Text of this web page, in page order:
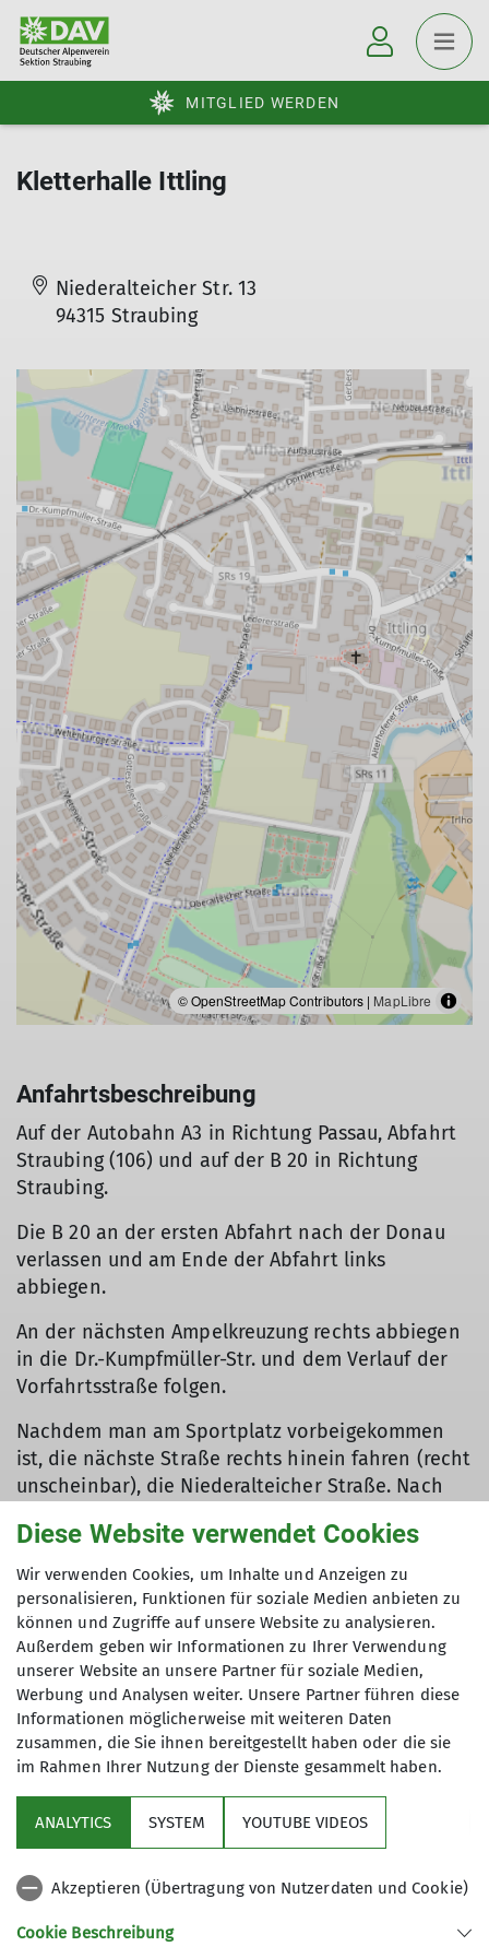
MITGLIED WERDEN
Kletterhalle Ittling
Niederalteicher Str. 13
94315 Straubing
© OpenStreetMap Contributors | MapLibre
Anfahrtsbeschreibung
Auf der Autobahn A3 in Richtung Passau, Abfahrt
Straubing (106) und auf der B 20 in Richtung
Straubing.
Die B 20 an der ersten Abfahrt nach der Donau
verlassen und am Ende der Abfahrt links
abbiegen.
An der nächsten Ampelkreuzung rechts abbiegen
in die Dr.-Kumpfmüller-Str. und dem Verlauf der
Vorfahrtsstraße folgen.
Nachdem man am Sportplatz vorbeigekommen
ist, die nächste Straße rechts hinein fahren (recht
unscheinbar), die Niederalteicher Straße. Nach
Turnhalle, davor parken.
Der Eingang zur Kletterhalle befindet sich im
rechten Teil und ist beschildert.
Service
Links
Diese Website verwendet Cookies
Wir verwenden Cookies, um Inhalte und Anzeigen zu
personalisieren, Funktionen für soziale Medien anbieten zu
können und Zugriffe auf unsere Website zu analysieren.
Außerdem geben wir Informationen zu Ihrer Verwendung
unserer Website an unsere Partner für soziale Medien,
Werbung und Analysen weiter. Unsere Partner führen diese
Informationen möglicherweise mit weiteren Daten
zusammen, die Sie ihnen bereitgestellt haben oder die sie
im Rahmen Ihrer Nutzung der Dienste gesammelt haben.
ANALYTICS SYSTEM YOUTUBE VIDEOS
Akzeptieren (Übertragung von Nutzerdaten und Cookie)
Cookie Beschreibung